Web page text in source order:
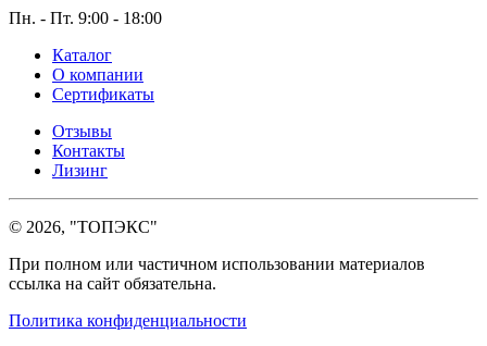
Пн. - Пт. 9:00 - 18:00
Каталог
О компании
Сертификаты
Отзывы
Контакты
Лизинг
© 2026, "ТОПЭКС"
При полном или частичном использовании материалов
ссылка на сайт обязательна.
Политика конфиденциальности